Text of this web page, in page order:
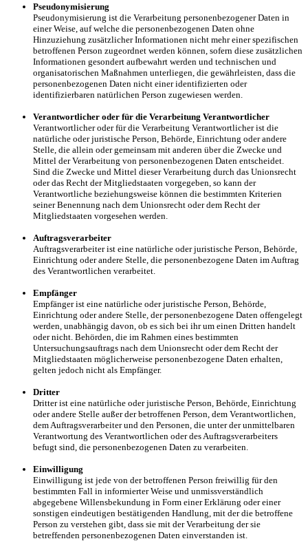
Pseudonymisierung
Pseudonymisierung ist die Verarbeitung personenbezogener Daten in
einer Weise, auf welche die personenbezogenen Daten ohne
Hinzuziehung zusätzlicher Informationen nicht mehr einer spezifischen
betroffenen Person zugeordnet werden können, sofern diese zusätzlichen
Informationen gesondert aufbewahrt werden und technischen und
organisatorischen Maßnahmen unterliegen, die gewährleisten, dass die
personenbezogenen Daten nicht einer identifizierten oder
identifizierbaren natürlichen Person zugewiesen werden.
Verantwortlicher oder für die Verarbeitung Verantwortlicher
Verantwortlicher oder für die Verarbeitung Verantwortlicher ist die
natürliche oder juristische Person, Behörde, Einrichtung oder andere
Stelle, die allein oder gemeinsam mit anderen über die Zwecke und
Mittel der Verarbeitung von personenbezogenen Daten entscheidet.
Sind die Zwecke und Mittel dieser Verarbeitung durch das Unionsrecht
oder das Recht der Mitgliedstaaten vorgegeben, so kann der
Verantwortliche beziehungsweise können die bestimmten Kriterien
seiner Benennung nach dem Unionsrecht oder dem Recht der
Mitgliedstaaten vorgesehen werden.
Auftragsverarbeiter
Auftragsverarbeiter ist eine natürliche oder juristische Person, Behörde,
Einrichtung oder andere Stelle, die personenbezogene Daten im Auftrag
des Verantwortlichen verarbeitet.
Empfänger
Empfänger ist eine natürliche oder juristische Person, Behörde,
Einrichtung oder andere Stelle, der personenbezogene Daten offengelegt
werden, unabhängig davon, ob es sich bei ihr um einen Dritten handelt
oder nicht. Behörden, die im Rahmen eines bestimmten
Untersuchungsauftrags nach dem Unionsrecht oder dem Recht der
Mitgliedstaaten möglicherweise personenbezogene Daten erhalten,
gelten jedoch nicht als Empfänger.
Dritter
Dritter ist eine natürliche oder juristische Person, Behörde, Einrichtung
oder andere Stelle außer der betroffenen Person, dem Verantwortlichen,
dem Auftragsverarbeiter und den Personen, die unter der unmittelbaren
Verantwortung des Verantwortlichen oder des Auftragsverarbeiters
befugt sind, die personenbezogenen Daten zu verarbeiten.
Einwilligung
Einwilligung ist jede von der betroffenen Person freiwillig für den
bestimmten Fall in informierter Weise und unmissverständlich
abgegebene Willensbekundung in Form einer Erklärung oder einer
sonstigen eindeutigen bestätigenden Handlung, mit der die betroffene
Person zu verstehen gibt, dass sie mit der Verarbeitung der sie
betreffenden personenbezogenen Daten einverstanden ist.